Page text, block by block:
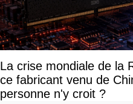
La crise mondiale de la
ce fabricant venu de
personne n'y croit ?